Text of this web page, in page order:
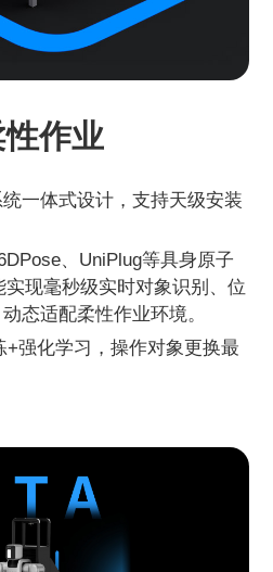
作业
一体式设计，支持天级安装
、UniPlug等具身原子
现毫秒级实时对象识别、位
态适配柔性作业环境。
+强化学习，操作对象更换最